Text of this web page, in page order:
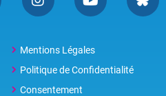
Mentions Légales
Politique de Confidentialité
Consentement